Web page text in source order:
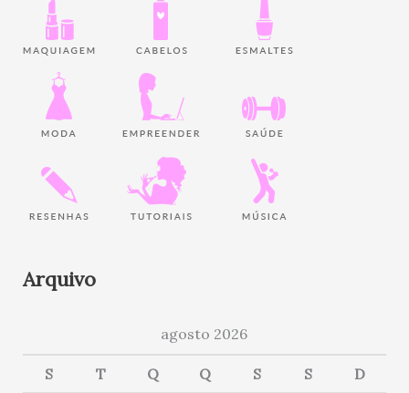
Arquivo
agosto 2026
S T Q Q S S D